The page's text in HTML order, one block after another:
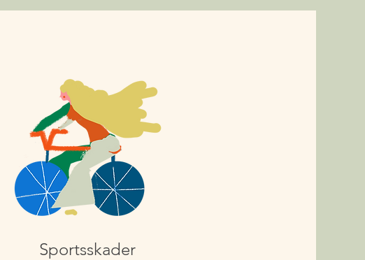
Sportsskader